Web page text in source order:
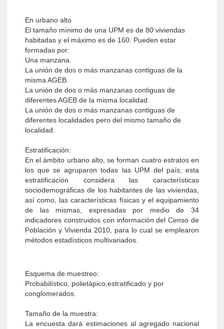
En urbano alto
El tamaño mínimo de una UPM es de 80 viviendas
habitadas y el máximo es de 160. Pueden estar
formadas por:
Una manzana.
La unión de dos o más manzanas contiguas de la
misma AGEB.
La unión de dos o más manzanas contiguas de
diferentes AGEB de la misma localidad.
La unión de dos o más manzanas contiguas de
diferentes localidades pero del mismo tamaño de
localidad.
Estratificación:
En el ámbito urbano alto, se forman cuatro estratos en
los que se agruparon todas las UPM del país, esta
estratificación considera las características
sociodemográficas de los habitantes de las viviendas,
así como, las características físicas y el equipamiento
de las mismas, expresadas por medio de 34
indicadores construidos con información del Censo de
Población y Vivienda 2010, para lo cual se emplearon
métodos estadísticos multivariados.
Esquema de muestreo:
Probabilístico, polietápico,estratificado y por
conglomerados.
Tamaño de la muestra:
La encuesta dará estimaciones al agregado nacional